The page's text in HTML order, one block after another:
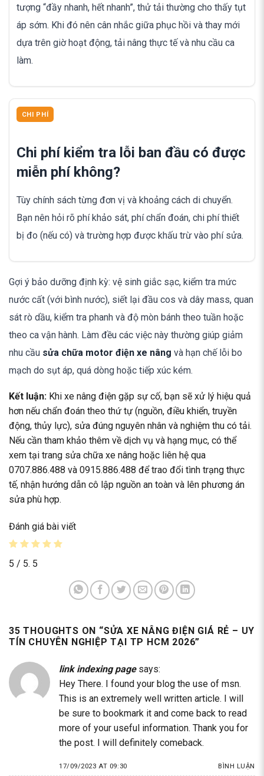
tượng “đầy nhanh, hết nhanh”, thử tải thường cho thấy tụt
áp sớm. Khi đó nên cân nhắc giữa phục hồi và thay mới
dựa trên giờ hoạt động, tải nâng thực tế và nhu cầu ca
làm.
CHI PHÍ
Chi phí kiểm tra lỗi ban đầu có được
miễn phí không?
Tùy chính sách từng đơn vị và khoảng cách di chuyển.
Bạn nên hỏi rõ phí khảo sát, phí chẩn đoán, chi phí thiết
bị đo (nếu có) và trường hợp được khấu trừ vào phí sửa.
Gợi ý bảo dưỡng định kỳ: vệ sinh giắc sạc, kiểm tra mức
nước cất (với bình nước), siết lại đầu cos và dây mass, quan
sát rò dầu, kiểm tra phanh và độ mòn bánh theo tuần hoặc
theo ca vận hành. Làm đều các việc này thường giúp giảm
nhu cầu sửa chữa motor điện xe nâng và hạn chế lỗi bo
mạch do sụt áp, quá dòng hoặc tiếp xúc kém.
Kết luận: Khi xe nâng điện gặp sự cố, bạn sẽ xử lý hiệu quả
hơn nếu chẩn đoán theo thứ tự (nguồn, điều khiển, truyền
động, thủy lực), sửa đúng nguyên nhân và nghiệm thu có tải.
Nếu cần tham khảo thêm về dịch vụ và hạng mục, có thể
xem tại trang sửa chữa xe nâng hoặc liên hệ qua
0707.886.488 và 0915.886.488 để trao đổi tình trạng thực
tế, nhận hướng dẫn cô lập nguồn an toàn và lên phương án
sửa phù hợp.
Đánh giá bài viết
5 / 5. 5
35 THOUGHTS ON “SỬA XE NÂNG ĐIỆN GIÁ RẺ – UY
TÍN CHUYÊN NGHIỆP TẠI TP HCM 2026”
link indexing page says:
Hey There. I found your blog the use of msn.
This is an extremely well written article. I will
be sure to bookmark it and come back to read
more of your useful information. Thank you for
the post. I will definitely comeback.
17/09/2023 AT 09:30 BÌNH LUẬN